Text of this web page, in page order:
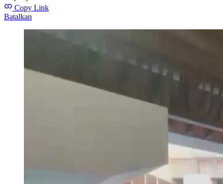
Copy Link
Batalkan